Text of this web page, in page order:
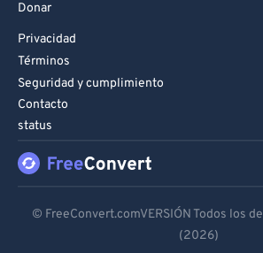
Donar
Privacidad
Términos
Seguridad y cumplimiento
Contacto
status
Español
© FreeConvert.comVERSIÓN Todos los
(2026)